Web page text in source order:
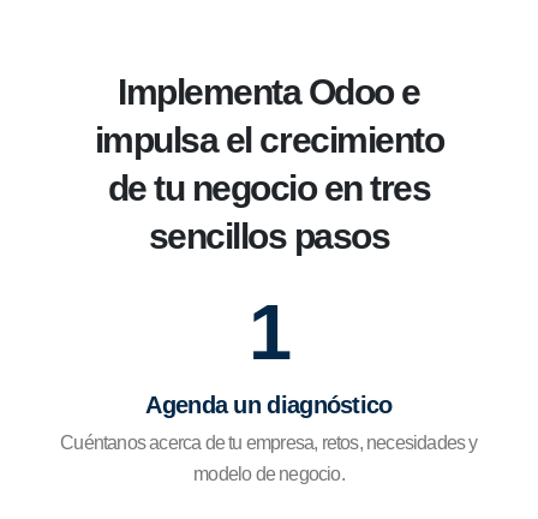
Implementa Odoo e
impulsa el crecimiento
de tu negocio en tres
sencillos pasos
1
Agenda un diagnóstico
Cuéntanos acerca de tu empresa, retos, necesidades y
modelo de negocio.